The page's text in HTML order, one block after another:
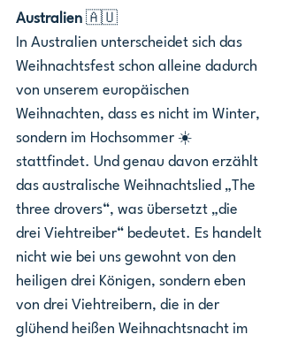
Australien 🇦🇺
In Australien unterscheidet sich das
Weihnachtsfest schon alleine dadurch
von unserem europäischen
Weihnachten, dass es nicht im Winter,
sondern im Hochsommer ☀️
stattfindet. Und genau davon erzählt
das australische Weihnachtslied „The
three drovers“, was übersetzt „die
drei Viehtreiber“ bedeutet. Es handelt
nicht wie bei uns gewohnt von den
heiligen drei Königen, sondern eben
von drei Viehtreibern, die in der
glühend heißen Weihnachtsnacht im